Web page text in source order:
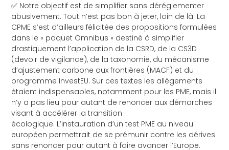
✅ Notre objectif est de simplifier sans déréglementer
abusivement. Tout n’est pas bon à jeter, loin de là. La
CPME s’est d’ailleurs félicitée des propositions formulées
dans le « paquet Omnibus » destiné à simplifier
drastiquement l’application de la CSRD, de la CS3D
(devoir de vigilance), de la taxonomie, du mécanisme
d’ajustement carbone aux frontières (MACF) et du
programme InvestEU. Sur ces textes les allègements
étaient indispensables, notamment pour les PME, mais il
n’y a pas lieu pour autant de renoncer aux démarches
visant à accélérer la transition
écologique. L’instauration d’un test PME au niveau
européen permettrait de se prémunir contre les dérives
sans renoncer pour autant à faire avancer l’Europe.